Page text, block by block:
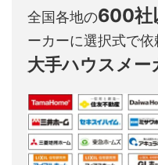
全国各地の600社
ーカーに選択式で
大手ハウスメー